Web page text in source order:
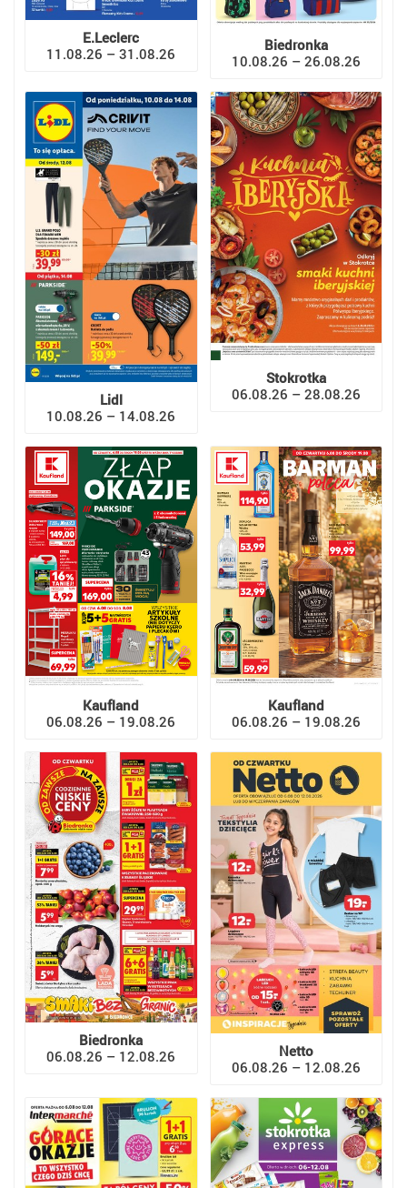
E.Leclerc
11.08.26 – 31.08.26
Biedronka
10.08.26 – 26.08.26
Lidl
10.08.26 – 14.08.26
Stokrotka
06.08.26 – 28.08.26
Kaufland
06.08.26 – 19.08.26
Kaufland
06.08.26 – 19.08.26
Biedronka
06.08.26 – 12.08.26
Netto
06.08.26 – 12.08.26